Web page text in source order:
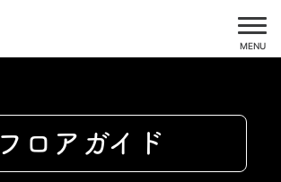
MENU
フロアガイド